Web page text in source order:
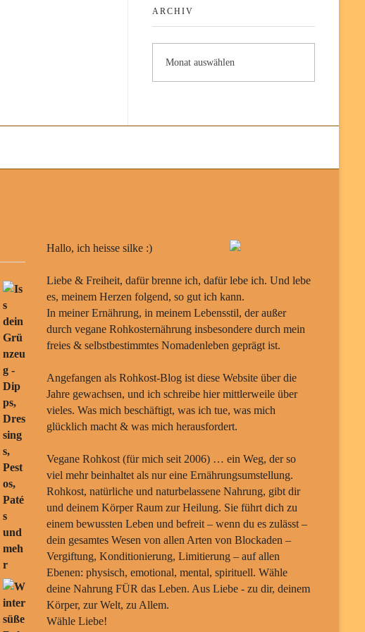
ARCHIV
Hallo, ich heisse silke :)
Liebe & Freiheit, dafür brenne ich, dafür lebe ich. Und lebe
es, meinem Herzen folgend, so gut ich kann.
In meiner Ernährung, in meinem Lebensstil, der außer
durch vegane Rohkosternährung insbesondere durch mein
freies & selbstbestimmtes Nomadenleben geprägt ist.
Angefangen als Rohkost-Blog ist diese Website über die
Jahre gewachsen, und ich schreibe hier mittlerweile über
vieles. Was mich beschäftigt, was ich tue, was mich
glücklich macht & was mich herausfordert.
Vegane Rohkost (für mich seit 2006) … ein Weg, der so
viel mehr beinhaltet als nur eine Ernährungsumstellung.
Rohkost, natürliche und naturbelassene Nahrung, gibt dir
und deinem Körper Raum zur Heilung. Sie führt dich zu
einem bewussten Leben und befreit – wenn du es zulässt –
dein gesamtes Wesen von allen Arten von Blockaden –
Vergiftung, Konditionierung, Limitierung – auf allen
Ebenen: physisch, emotional, mental, spirituell. Wähle
deine Nahrung FÜR das Leben. Aus Liebe - zu dir, deinem
Körper, zur Welt, zu Allem.
Wähle Liebe!